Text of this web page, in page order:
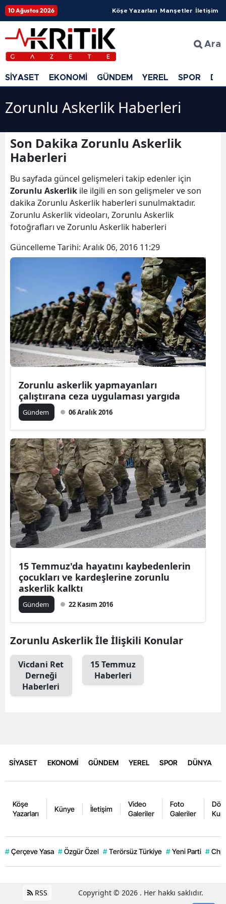
10 Ağustos 2026 Köşe Yazarları Manşetler İletişim
Ara
SİYASET EKONOMİ GÜNDEM YEREL SPOR
Zorunlu Askerlik Haberleri
Son Dakika Zorunlu Askerlik
Haberleri
Bu sayfada güncel gelişmeleri takip edenler için
Zorunlu Askerlik ile ilgili en son gelişmeler ve son
dakika Zorunlu Askerlik haberleri sunulmaktadır.
Zorunlu Askerlik videoları, Zorunlu Askerlik
fotoğrafları ve Zorunlu Askerlik haberleri
Güncelleme Tarihi: Aralık 06, 2016 11:29
Zorunlu askerlik yapmayanları
çalıştırana ceza uygulaması yargıda
Gündem 06 Aralık 2016
15 Temmuz'da hayatını kaybedenlerin
çocukları ve kardeşlerine zorunlu
askerlik kalktı
Gündem 22 Kasım 2016
Zorunlu Askerlik İle İlişkili Konular
Vicdani Ret
Derneği
Haberleri
15 Temmuz
Haberleri
SİYASET EKONOMİ GÜNDEM YEREL SPOR DÜNYA
Köşe
Yazarları
Künye İletişim
Video
Galeriler
Foto
Galeriler
# Çerçeve Yasa # Özgür Özel # Terörsüz Türkiye # Yeni Parti # Chp
RSS Copyright © 2026 . Her hakkı saklıdır.